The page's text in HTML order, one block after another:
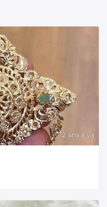
2 ans Il ya